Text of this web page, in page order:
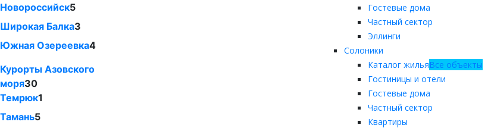
Новороссийск5
Широкая Балка3
Южная Озереевка4
Курорты Азовского
моря30
Темрюк1
Тамань5
Гостевые дома
Частный сектор
Эллинги
Солоники
Каталог жильяВсе объекты
Гостиницы и отели
Гостевые дома
Частный сектор
Квартиры